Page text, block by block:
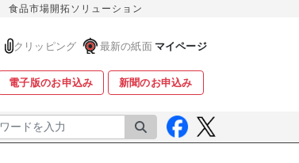
食品市場開拓ソリューション
クリッピング 最新の紙面 マイページ
電子版のお申込み 新聞のお申込み
検索